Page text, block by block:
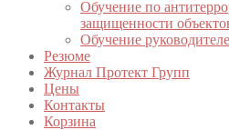
Обучение по
защищенности
Обучение
Резюме
Журнал Протект Групп
Цены
Контакты
Корзина